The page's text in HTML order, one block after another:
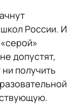
России. И
допустят,
получить